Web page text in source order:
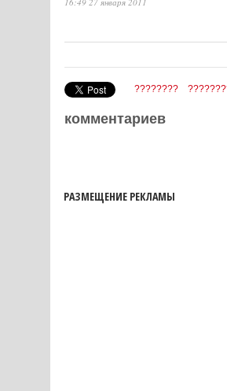
????????
комментариев
РАЗМЕЩЕНИЕ РЕКЛАМЫ